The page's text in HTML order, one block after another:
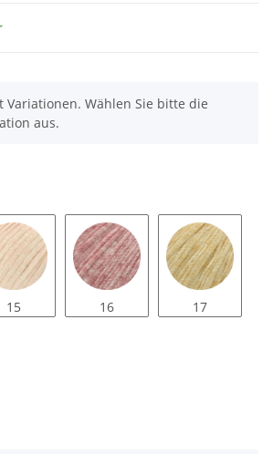
Variationen. Wählen Sie bitte die
aus.
15 16 17